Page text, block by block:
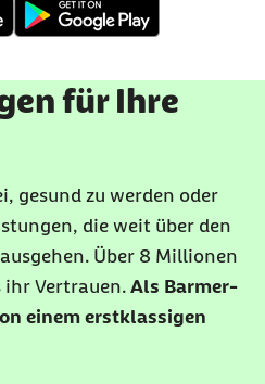
für Ihre
gesund zu werden oder
die weit über den
Über 8 Millionen
ihr Vertrauen. Als Barmer-
einem erstklassigen